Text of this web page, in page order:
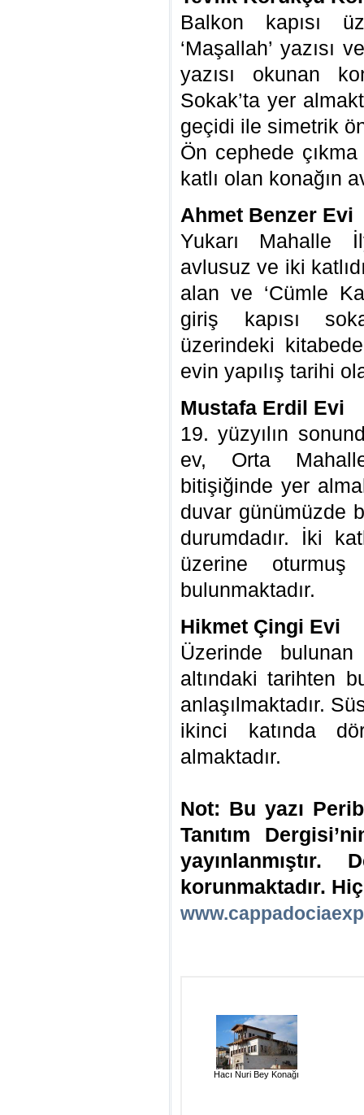
Balkon kapısı
‘Maşallah’ yazısı
yazısı okunan
Sokak’ta yer
geçidi ile simetrik
Ön cephede
katlı olan konağın
Ahmet Benzer Evi
Yukarı Mahalle
avlusuz ve iki
alan ve ‘Cümle
giriş kapısı
üzerindeki kitabede
evin yapılış tarihi
Mustafa Erdil Evi
19. yüzyılın
ev, Orta
bitişiğinde yer
duvar günümüzde
durumdadır. İki
üzerine
bulunmaktadır.
Hikmet Çingi Evi
Üzerinde
altındaki tarihten
anlaşılmaktadır.
ikinci katında
almaktadır.
Not: Bu yazı
Tanıtım
korunmaktadır.
Hacı Nuri Bey Konağı